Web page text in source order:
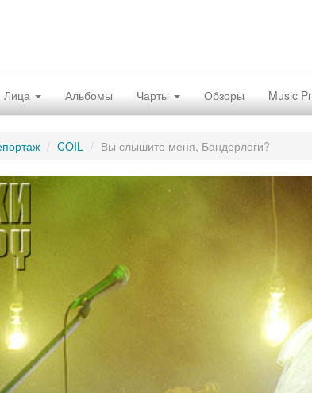
Лица Альбомы Чарты Обзоры Music
COIL Вы слышите меня, Бандерлоги?